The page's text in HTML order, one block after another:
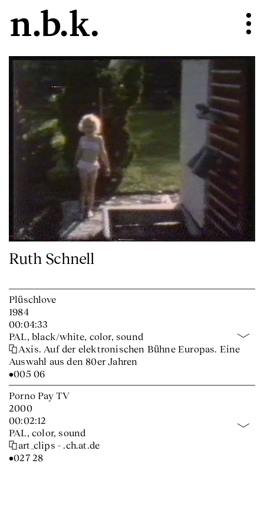
Ruth Schnell
Plüschlove
1984
00:04:33
PAL, black/white, color, sound
Axis. Auf der elektronischen Bühne Europas. Eine
Auswahl aus den 80er Jahren
•005 06
Porno Pay TV
2000
00:02:12
PAL, color, sound
art_clips - .ch.at.de
•027 28